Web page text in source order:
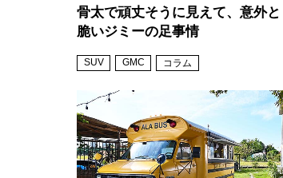
骨太で頑丈そうに見えて、意外と
脆いジミーの足事情
SUV GMC コラム